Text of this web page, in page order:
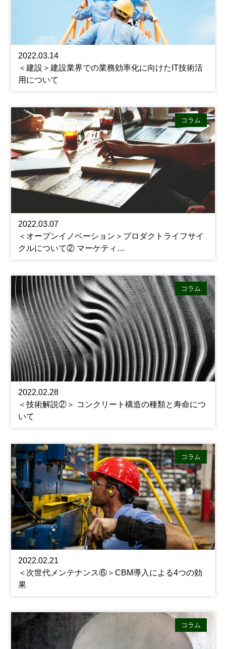
2022.03.14
＜建設＞建設業界での業務効率化に向けたIT技術活
用について
2022.03.07
＜オープンイノベーション＞プロダクトライフサイ
クルについて② マーケティ…
コラム
2022.02.28
＜技術解説②＞ コンクリート構造の種類と寿命につ
いて
コラム
2022.02.21
＜次世代メンテナンス⑥＞CBM導入による4つの効
果
コラム
コラム